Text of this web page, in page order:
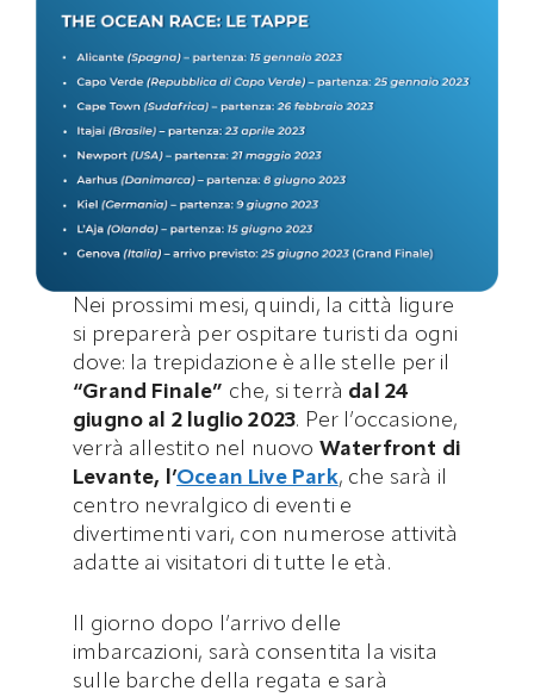
Nei prossimi mesi, quindi, la città ligure
si preparerà per ospitare turisti da ogni
dove: la trepidazione è alle stelle per il
“Grand Finale” che, si terrà dal 24
giugno al 2 luglio 2023. Per l’occasione,
verrà allestito nel nuovo Waterfront di
Levante, l’Ocean Live Park, che sarà il
centro nevralgico di eventi e
divertimenti vari, con numerose attività
adatte ai visitatori di tutte le età.
Il giorno dopo l’arrivo delle
imbarcazioni, sarà consentita la visita
sulle barche della regata e sarà